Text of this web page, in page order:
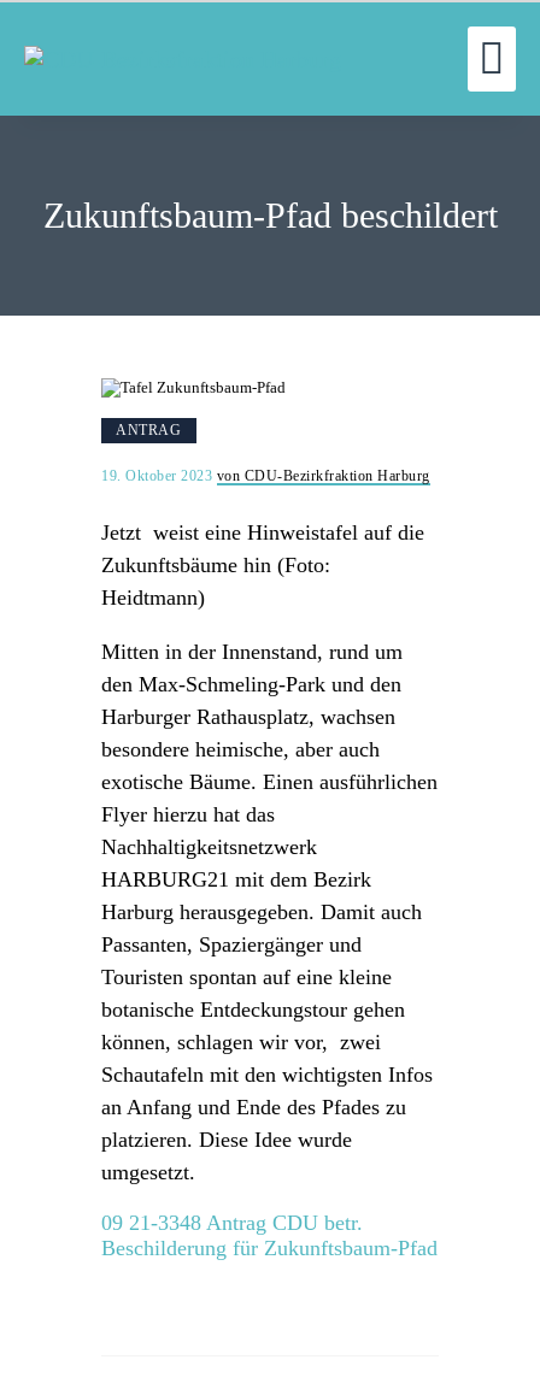
Zukunftsbaum-Pfad beschildert
UNSERE ARBEIT
AUSSCHÜSSE
ANTRAG
19. Oktober 2023 von CDU-Bezirkfraktion Harburg
Jetzt weist eine Hinweistafel auf die
Zukunftsbäume hin (Foto:
Heidtmann)
Mitten in der Innenstand, rund um
den Max-Schmeling-Park und den
Harburger Rathausplatz, wachsen
besondere heimische, aber auch
exotische Bäume. Einen ausführlichen
Flyer hierzu hat das
Nachhaltigkeitsnetzwerk
HARBURG21 mit dem Bezirk
Harburg herausgegeben. Damit auch
Passanten, Spaziergänger und
Touristen spontan auf eine kleine
botanische Entdeckungstour gehen
können, schlagen wir vor, zwei
Schautafeln mit den wichtigsten Infos
an Anfang und Ende des Pfades zu
platzieren. Diese Idee wurde
umgesetzt.
09 21-3348 Antrag CDU betr.
Beschilderung für Zukunftsbaum-Pfad